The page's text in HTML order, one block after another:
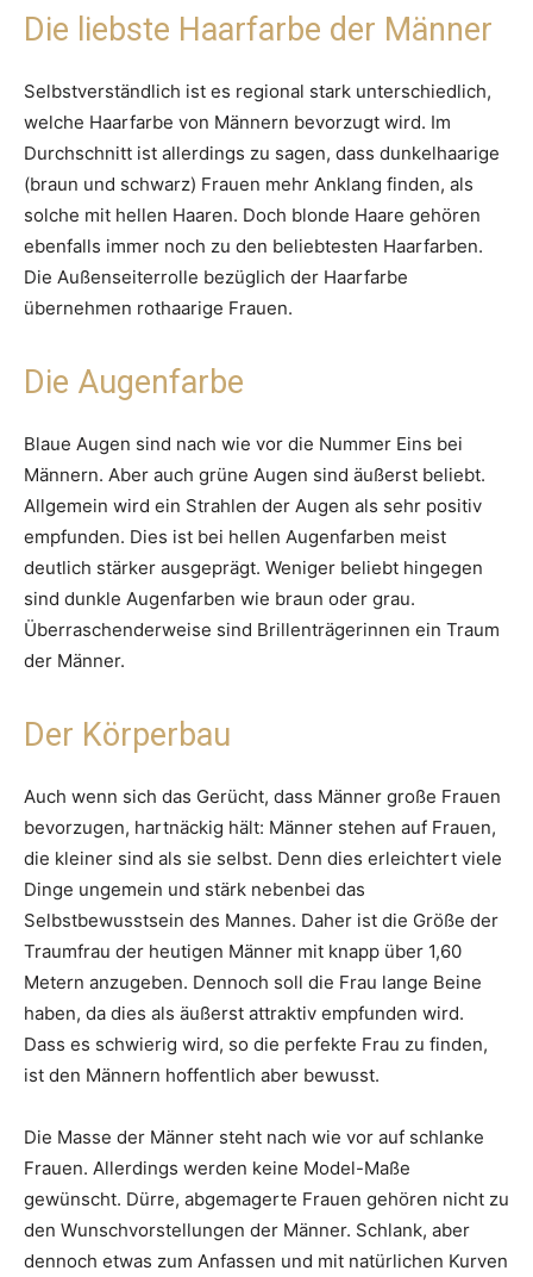
Die liebste Haarfarbe der Männer
Selbstverständlich ist es regional stark unterschiedlich,
welche Haarfarbe von Männern bevorzugt wird. Im
Durchschnitt ist allerdings zu sagen, dass dunkelhaarige
(braun und schwarz) Frauen mehr Anklang finden, als
solche mit hellen Haaren. Doch blonde Haare gehören
ebenfalls immer noch zu den beliebtesten Haarfarben.
Die Außenseiterrolle bezüglich der Haarfarbe
übernehmen rothaarige Frauen.
Die Augenfarbe
Blaue Augen sind nach wie vor die Nummer Eins bei
Männern. Aber auch grüne Augen sind äußerst beliebt.
Allgemein wird ein Strahlen der Augen als sehr positiv
empfunden. Dies ist bei hellen Augenfarben meist
deutlich stärker ausgeprägt. Weniger beliebt hingegen
sind dunkle Augenfarben wie braun oder grau.
Überraschenderweise sind Brillenträgerinnen ein Traum
der Männer.
Der Körperbau
Auch wenn sich das Gerücht, dass Männer große Frauen
bevorzugen, hartnäckig hält: Männer stehen auf Frauen,
die kleiner sind als sie selbst. Denn dies erleichtert viele
Dinge ungemein und stärk nebenbei das
Selbstbewusstsein des Mannes. Daher ist die Größe der
Traumfrau der heutigen Männer mit knapp über 1,60
Metern anzugeben. Dennoch soll die Frau lange Beine
haben, da dies als äußerst attraktiv empfunden wird.
Dass es schwierig wird, so die perfekte Frau zu finden,
ist den Männern hoffentlich aber bewusst.
Die Masse der Männer steht nach wie vor auf schlanke
Frauen. Allerdings werden keine Model-Maße
gewünscht. Dürre, abgemagerte Frauen gehören nicht zu
den Wunschvorstellungen der Männer. Schlank, aber
dennoch etwas zum Anfassen und mit natürlichen Kurven